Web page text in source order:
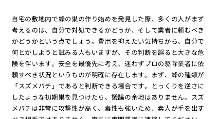
自宅の敷地内で蜂の巣の作り始めを発見した際、多くの人がまず
考えるのは、自分で対処できるかどうか、そして業者に頼むべき
かどうかという点でしょう。費用を抑えたい気持ちから、自分で
何とかしようと試みる人もいますが、その判断を誤ると大きな危
険を伴います。安全を最優先に考え、迷わずプロの駆除業者に依
頼すべき状況というものが明確に存在します。まず、蜂の種類が
「スズメバチ」であると判断できる場合です。とっくりを逆さに
したような初期巣を見つけたら、議論の余地はありません。スズ
メバチは非常に攻撃性が高く、毒性も強いため、素人が手を出す